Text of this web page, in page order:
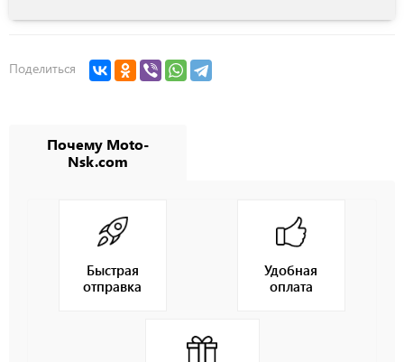
Поделиться
Почему Moto-
Nsk.com
Быстрая
отправка
Удобная
оплата